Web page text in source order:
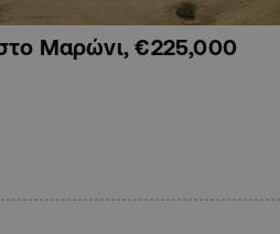
Μαρώνι, €225,000